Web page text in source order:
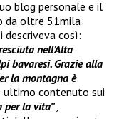
blog personale e il
da oltre 51mila
descriveva così:
nell’Alta
bavaresi. Grazie alla
la montagna è
ultimo contenuto sui
per la vita”